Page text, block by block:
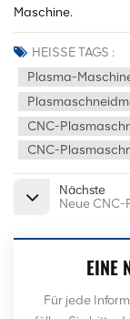
Maschine.
HEISSE TAGS :
Plasma-
CNC-
CNC-
Nächste
Neue
EINE
Für jede